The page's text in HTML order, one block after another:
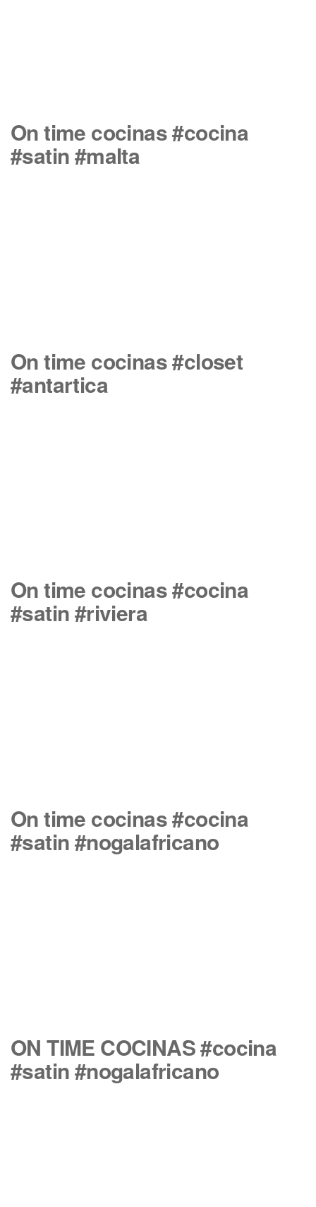
On time cocinas #cocina
#satin #malta
On time cocinas #closet
#antartica
On time cocinas #cocina
#satin #riviera
On time cocinas #cocina
#satin #nogalafricano
ON TIME COCINAS #cocina
#satin #nogalafricano